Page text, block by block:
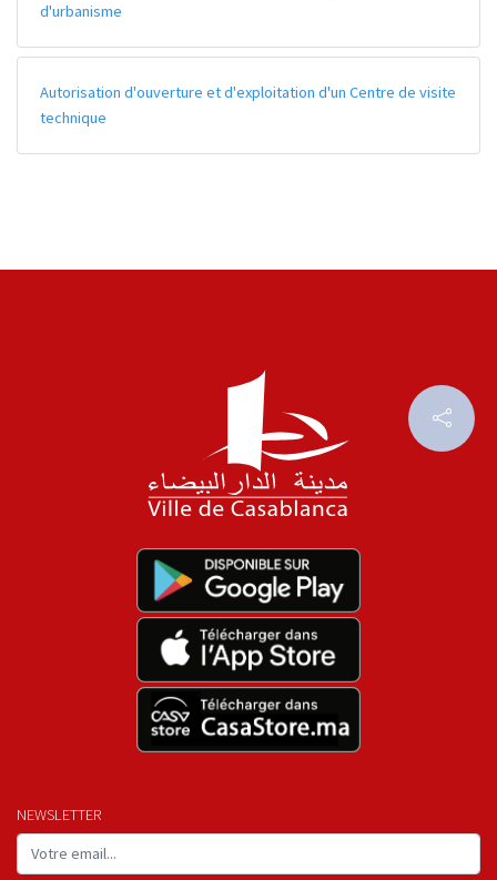
d'urbanisme
Autorisation d'ouverture et d'exploitation d'un Centre de visite
technique
NEWSLETTER